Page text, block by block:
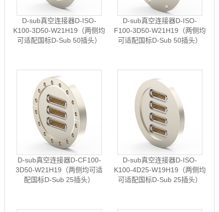
D-sub真空连接器D-ISO-
K100-3D50-W21H19（两侧均
可适配国标D-Sub 50插头）
D-sub真空连接器D-ISO-
F100-3D50-W21H19（两侧均
可适配国标D-Sub 50插头）
D-sub真空连接器D-CF100-
3D50-W21H19（两侧均可适
配国标D-Sub 25插头）
D-sub真空连接器D-ISO-
K100-4D25-W19H19（两侧均
可适配国标D-Sub 25插头）